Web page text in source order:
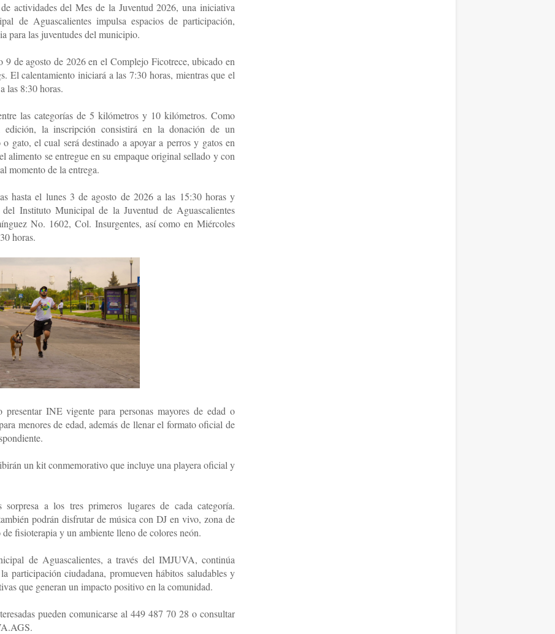
actividades del Mes de la Juventud 2026, una iniciativa
de Aguascalientes impulsa espacios de participación,
para las juventudes del municipio.
de agosto de 2026 en el Complejo Ficotrece, ubicado en
El calentamiento iniciará a las 7:30 horas, mientras que el
las 8:30 horas.
las categorías de 5 kilómetros y 10 kilómetros. Como
edición, la inscripción consistirá en la donación de un
gato, el cual será destinado a apoyar a perros y gatos en
alimento se entregue en su empaque original sellado y con
momento de la entrega.
hasta el lunes 3 de agosto de 2026 a las 15:30 horas y
Instituto Municipal de la Juventud de Aguascalientes
No. 1602, Col. Insurgentes, así como en Miércoles
horas.
presentar INE vigente para personas mayores de edad o
menores de edad, además de llenar el formato oficial de
un kit conmemorativo que incluye una playera oficial y
sorpresa a los tres primeros lugares de cada categoría.
podrán disfrutar de música con DJ en vivo, zona de
fisioterapia y un ambiente lleno de colores neón.
de Aguascalientes, a través del IMJUVA, continúa
participación ciudadana, promueven hábitos saludables y
que generan un impacto positivo en la comunidad.
pueden comunicarse al 449 487 70 28 o consultar